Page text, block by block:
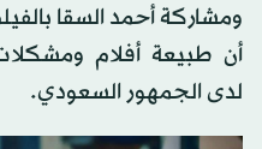
من نفسك) هو أول
ومشاركة أحمد السقا
أن طبيعة أفلام
لدى الجمهور السعودي.